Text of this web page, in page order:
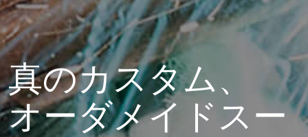
真のカスタム、
オーダメイドスー